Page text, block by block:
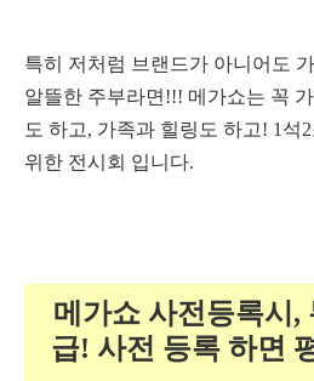
특히 저처럼 브랜드가 아니어도
알뜰한 주부라면!!! 메가쇼는 꼭
도 하고, 가족과 힐링도 하고! 1석
위한 전시회 입니다.
메가쇼 사전등록시,
급! 사전 등록 하면